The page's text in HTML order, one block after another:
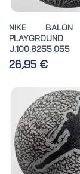
NIKE BALON
J.100.8255.055
26,95 €